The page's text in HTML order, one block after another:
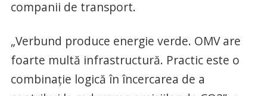
companii de transport.
„Verbund produce energie verde. OMV are
foarte multă infrastructură. Practic este o
combinaţie logică în încercarea de a